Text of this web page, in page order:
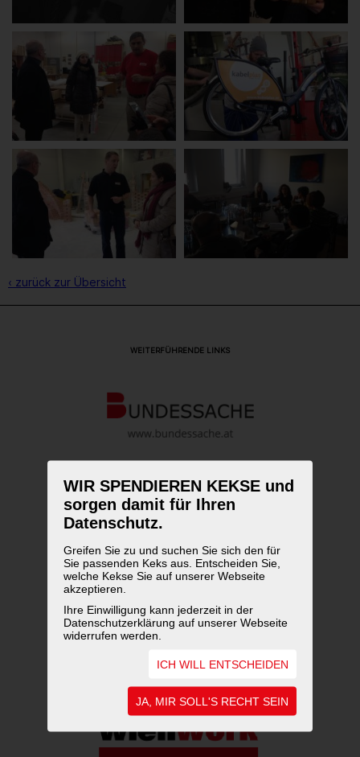
WIR SPENDIEREN KEKSE und
sorgen damit für Ihren
Datenschutz.
Greifen Sie zu und suchen Sie sich den für
Sie passenden Keks aus. Entscheiden Sie,
welche Kekse Sie auf unserer Webseite
akzeptieren.
Ihre Einwilligung kann jederzeit in der
Datenschutzerklärung auf unserer Webseite
widerrufen werden.
ICH WILL ENTSCHEIDEN
JA, MIR SOLL'S RECHT SEIN
‹ zurück zur Übersicht
WEITERFÜHRENDE LINKS